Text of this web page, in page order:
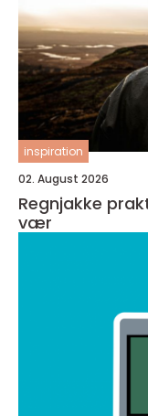
inspiration
02. August 2026
Regnjakke praktisk beskyttelse i all slags
vær